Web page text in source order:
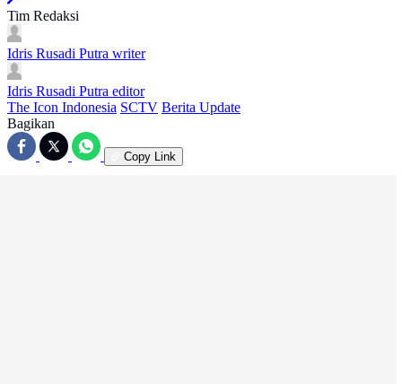
Tim Redaksi
Idris Rusadi Putra writer
Idris Rusadi Putra editor
The Icon Indonesia SCTV Berita Update
Bagikan
Copy Link